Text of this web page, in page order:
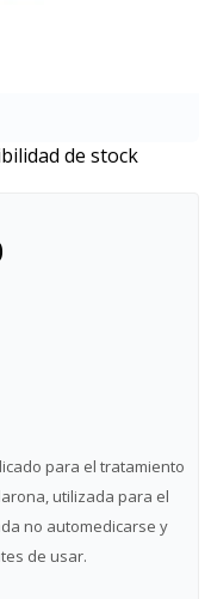
de stock
para el tratamiento
utilizada para el
no automedicarse y
de usar.